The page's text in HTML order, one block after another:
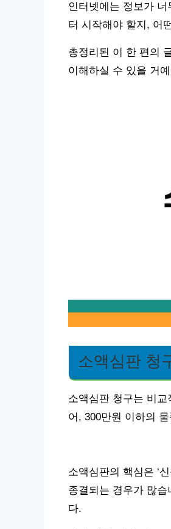
인터넷에는 정보가
터 시작해야 할지, 어
총정리된 이 한 편의
이해하실 수 있을 거
소액심판 청
소액심판 청구는 비
어, 300만원 이하의
소액심판의 핵심은 ‘
종결되는 경우가 많
다.